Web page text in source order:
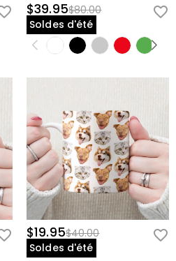
$39.95$80.00
Soldes d'été
$19.95$40.00
Soldes d'été